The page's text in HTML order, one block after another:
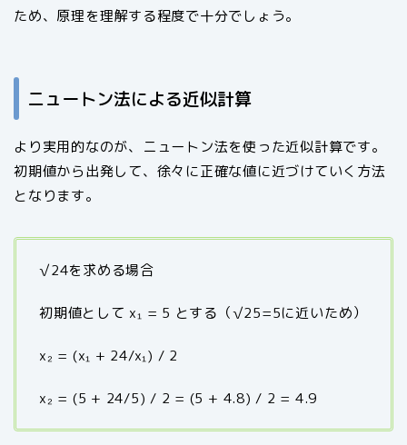
ため、原理を理解する程度で十分でしょう。
ニュートン法による近似計算
より実用的なのが、ニュートン法を使った近似計算です。
初期値から出発して、徐々に正確な値に近づけていく方法
となります。
√24を求める場合
初期値として x₁ = 5 とする（√25=5に近いため）
x₂ = (x₁ + 24/x₁) / 2
x₂ = (5 + 24/5) / 2 = (5 + 4.8) / 2 = 4.9